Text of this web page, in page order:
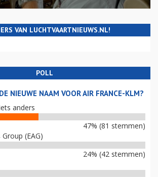
VAN LUCHTVAARTNIEUWS.NL!
POLL
NIEUWE NAAM VOOR AIR FRANCE-KLM?
anders
47% (81 stemmen)
(EAG)
24% (42 stemmen)